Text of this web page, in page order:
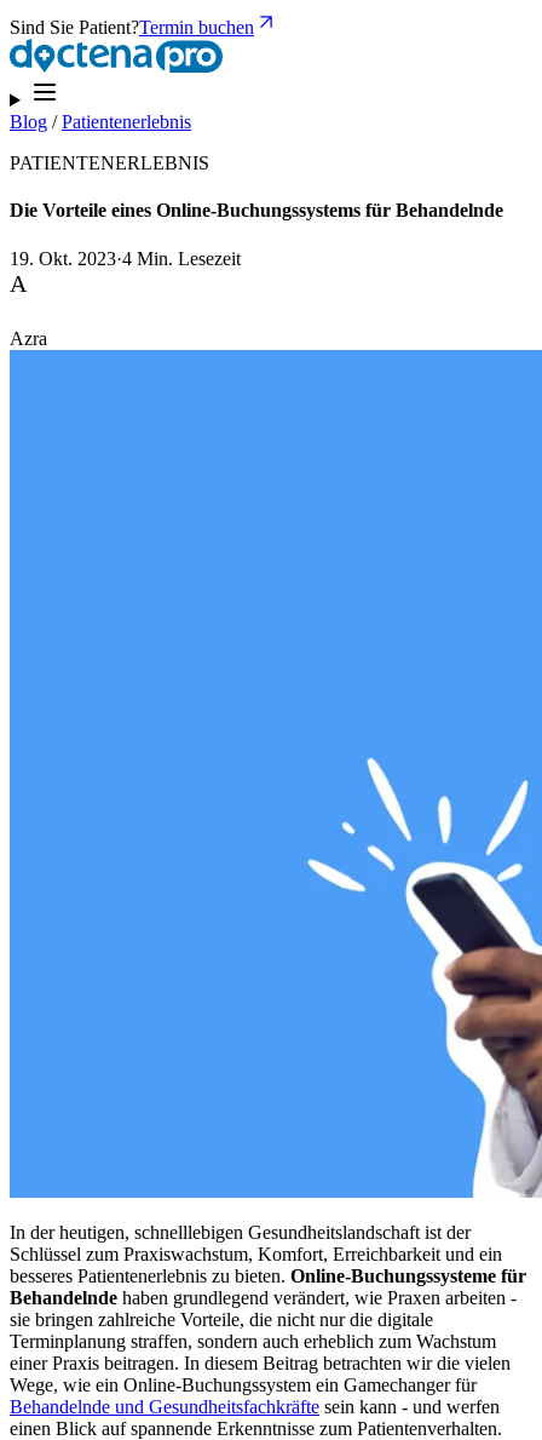
Sind Sie Patient?Termin buchen
Blog /Patientenerlebnis
PATIENTENERLEBNIS
Die Vorteile eines Online-Buchungssystems für Behandelnde
19. Okt. 2023·4 Min. Lesezeit
A
Azra
In der heutigen, schnelllebigen Gesundheitslandschaft ist der
Schlüssel zum Praxiswachstum, Komfort, Erreichbarkeit und ein
besseres Patientenerlebnis zu bieten. Online-Buchungssysteme für
Behandelnde haben grundlegend verändert, wie Praxen arbeiten -
sie bringen zahlreiche Vorteile, die nicht nur die digitale
Terminplanung straffen, sondern auch erheblich zum Wachstum
einer Praxis beitragen. In diesem Beitrag betrachten wir die vielen
Wege, wie ein Online-Buchungssystem ein Gamechanger für
Behandelnde und Gesundheitsfachkräfte sein kann - und werfen
einen Blick auf spannende Erkenntnisse zum Patientenverhalten.